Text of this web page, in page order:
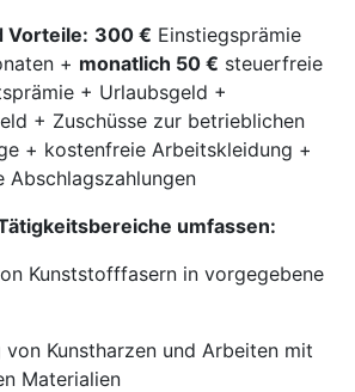
Vorteile: 300 € Einstiegsprämie
+ monatlich 50 € steuerfreie
+ Urlaubsgeld +
+ Zuschüsse zur betrieblichen
+ kostenfreie Arbeitskleidung +
Abschlagszahlungen
umfassen:
Kunststofffasern in vorgegebene
von Kunstharzen und Arbeiten mit
Materialien